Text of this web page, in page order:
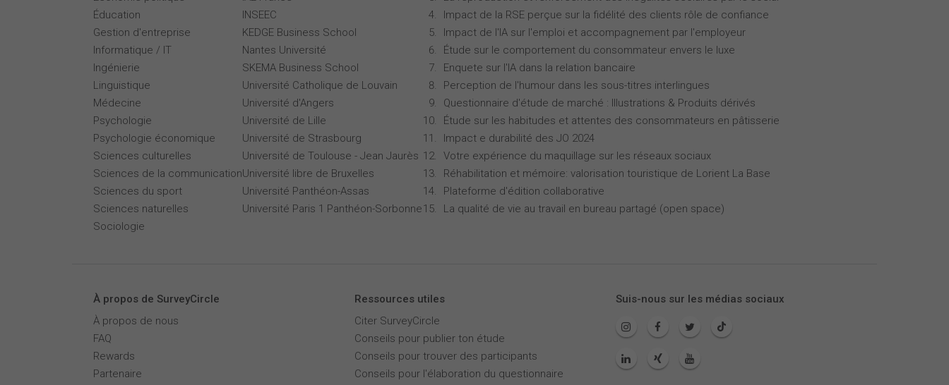
Éducation
Gestion d'entreprise
Informatique / IT
Ingénierie
Linguistique
Médecine
Psychologie
Psychologie économique
Sciences culturelles
Sciences de la communication
Sciences du sport
Sciences naturelles
Sociologie
INSEEC
KEDGE Business School
Nantes Université
SKEMA Business School
Université Catholique de Louvain
Université d'Angers
Université de Lille
Université de Strasbourg
Université de Toulouse - Jean Jaurès
Université libre de Bruxelles
Université Panthéon-Assas
Université Paris 1 Panthéon-Sorbonne
Impact de la RSE perçue sur la fidélité des clients rôle de confiance
Impact de l'IA sur l'emploi et accompagnement par l'employeur
Étude sur le comportement du consommateur envers le luxe
Enquete sur l'IA dans la relation bancaire
Perception de l'humour dans les sous-titres interlingues
Questionnaire d'étude de marché : Illustrations & Produits dérivés
Étude sur les habitudes et attentes des consommateurs en pâtisserie
Impact e durabilité des JO 2024
Votre expérience du maquillage sur les réseaux sociaux
Réhabilitation et mémoire: valorisation touristique de Lorient La Base
Plateforme d'édition collaborative
La qualité de vie au travail en bureau partagé (open space)
À propos de SurveyCircle
À propos de nous
FAQ
Rewards
Partenaire
Ressources utiles
Citer SurveyCircle
Conseils pour publier ton étude
Conseils pour trouver des participants
Conseils pour l'élaboration du questionnaire
Suis-nous sur les médias sociaux